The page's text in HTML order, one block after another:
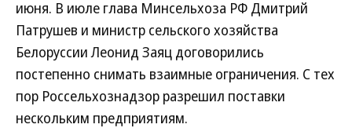
июня. В июле глава Минсельхоза РФ Дмитрий
Патрушев и министр сельского хозяйства
Белоруссии Леонид Заяц договорились
постепенно снимать взаимные ограничения. С тех
пор Россельхознадзор разрешил поставки
нескольким предприятиям.